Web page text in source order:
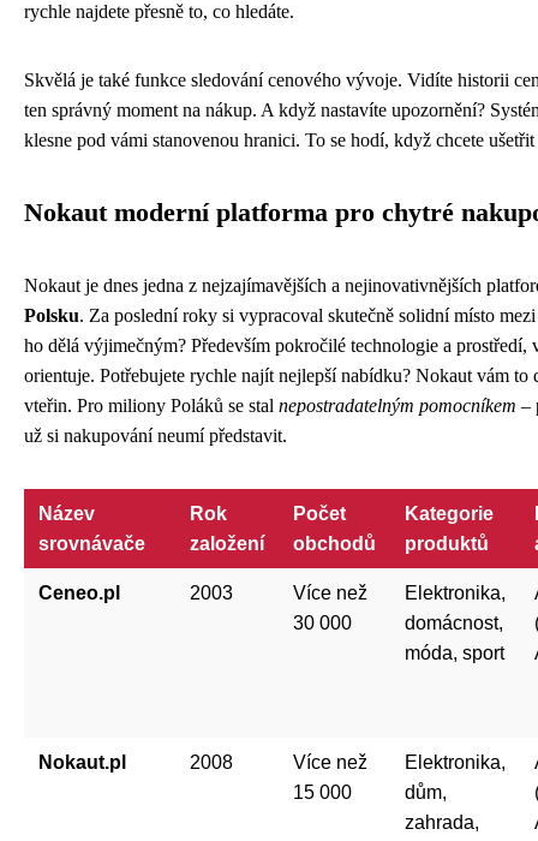
rychle najdete přesně to, co hledáte.
Skvělá je také funkce sledování cenového vývoje. Vidíte historii
ten správný moment na nákup. A když nastavíte upozornění?
klesne pod vámi stanovenou hranici. To se hodí, když chcete
Nokaut moderní platforma pro chytré
Nokaut je dnes jedna z nejzajímavějších a nejinovativnějších
Polsku. Za poslední roky si vypracoval skutečně solidní místo
ho dělá výjimečným? Především pokročilé technologie a prostředí,
orientuje. Potřebujete rychle najít nejlepší nabídku? Nokaut vám to
vteřin. Pro miliony Poláků se stal nepostradatelným pomocníkem –
už si nakupování neumí představit.
Název
srovnávače
Rok
založení
Počet
obchodů
Kategorie
produktů
Ceneo.pl 2003
Více než
30 000
Elektronika,
domácnost,
móda, sport
Nokaut.pl 2008
Více než
15 000
Elektronika,
dům,
zahrada,